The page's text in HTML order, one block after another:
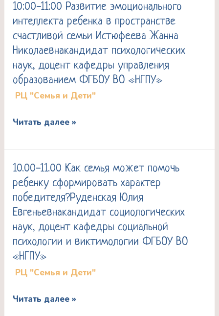
10:00-11:00 Развитие эмоционального
интеллекта ребенка в пространстве
счастливой семьи Истюфеева Жанна
Николаевнакандидат психологических
наук, доцент кафедры управления
образованием ФГБОУ ВО «НГПУ»
РЦ "Семья и Дети"
10:00-
11:00
Развитие
эмоционального
интеллекта
ребенка
в
счастливой
Жанна
Николаевнакандидат
психологических
наук,
доцент
кафедры
образованием
ФГБОУ
Читать далее »
10.00-11.00 Как семья может помочь
ребенку сформировать характер
победителя?Руденская Юлия
Евгеньевнакандидат социологических
наук, доцент кафедры социальной
психологии и виктимологии ФГБОУ ВО
«НГПУ»
РЦ "Семья и Дети"
10.00-
11.00
Как
семья
может
помочь
ребенку
сформировать
победителя?
Читать далее »